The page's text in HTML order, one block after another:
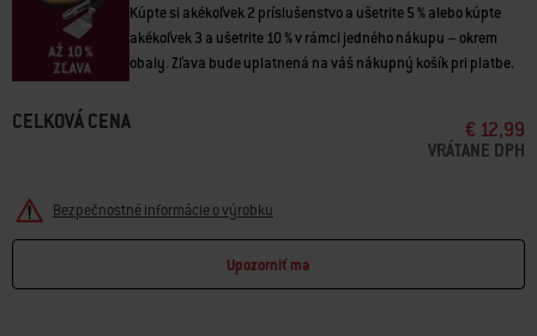
Kúpte si akékoľvek 2 príslušenstvo a ušetrite 5 % alebo kúpte
akékoľvek 3 a ušetrite 10 % v rámci jedného nákupu – okrem
obaly. Zľava bude uplatnená na váš nákupný košík pri platbe.
CELKOVÁ CENA € 12,99
VRÁTANE DPH
Bezpečnostné informácie o výrobku
Upozorniť ma